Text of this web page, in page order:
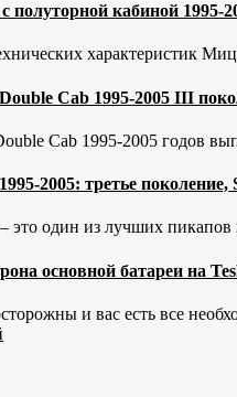
полуторной кабиной 1995-
характеристик
Cab 1995-2005 III
Cab 1995-2005 годов
2005: третье поколение,
один из лучших пикапов
основной батареи на
и вас есть все